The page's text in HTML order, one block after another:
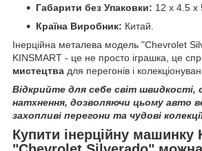
Габарити без Упаковки: 12 x 4.5 x
Країна Виробник: Китай.
Інерційна металева модель "Chevrolet
KINSMART - це не просто іграшка, це
мистецтва для перегонів і
Відкрийте для себе світ
натхнення, дозволяючи цьому авто
захопливі перегони та чудові
Купити інерційну машинку